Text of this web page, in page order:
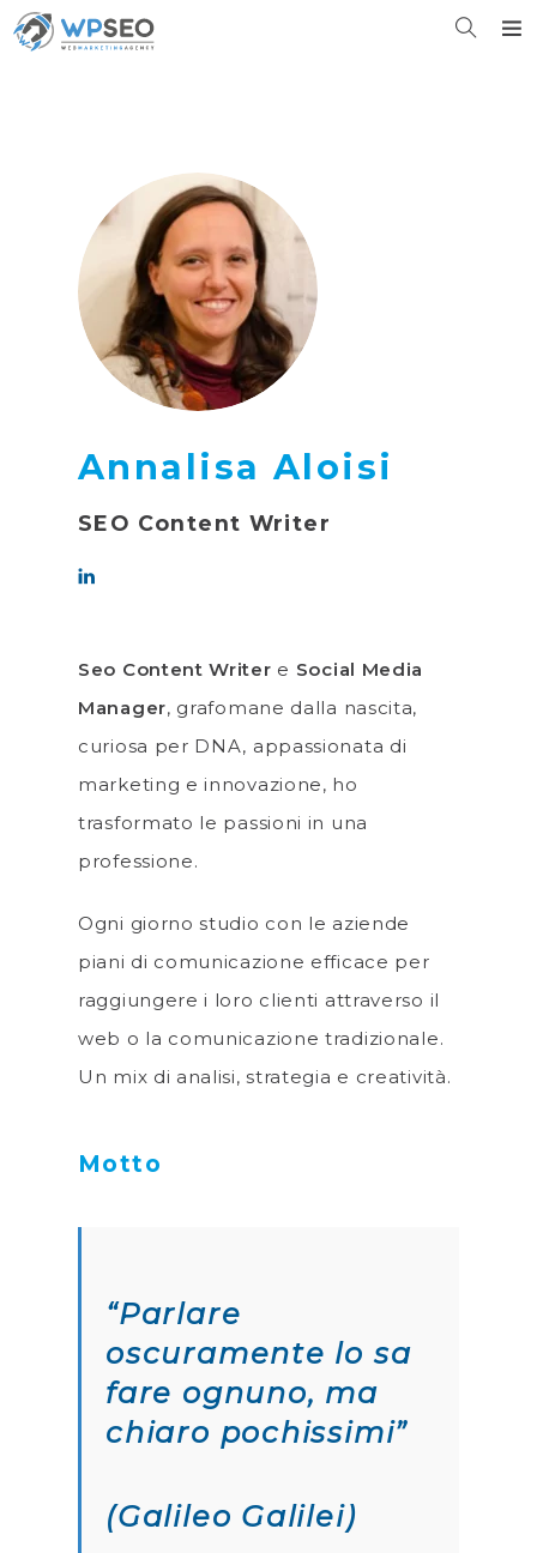
Annalisa Aloisi
SEO Content Writer
Seo Content Writer e Social Media
Manager, grafomane dalla nascita,
curiosa per DNA, appassionata di
marketing e innovazione, ho
trasformato le passioni in una
professione.
Ogni giorno studio con le aziende
piani di comunicazione efficace per
raggiungere i loro clienti attraverso il
web o la comunicazione tradizionale.
Un mix di analisi, strategia e creatività.
Motto
“Parlare
oscuramente lo sa
fare ognuno, ma
chiaro pochissimi”
(Galileo Galilei)